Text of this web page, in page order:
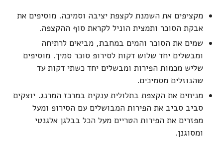
מקציפים את השמנת לקצפת יציבה וסמיכה. מוסיפים את
אבקת הסוכר ותמצית הוניל לקראת סוף ההקצפה.
שמים את הסוכר והמים במחבת, מביאים לרתיחה
ומבשלים יחד שלוש דקות לסירופ סוכר סמיך. מוסיפים
שליש מכמות הפירות ומבשלים יחד כשתי דקות עד
שהנוזלים מסמיכים.
מניחים את הקצפת בתלולית ענקית במרכז המרנג. יוצקים
סביב סביב את הפירות המבושלים עם הסירופ ומעל
מפזרים את הפירות הטריים מעל הכל בבלגן אלגנטי
ומסוגנן.